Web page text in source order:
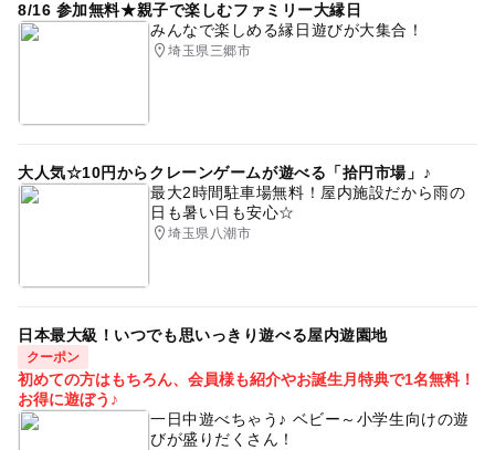
8/16 参加無料★親子で楽しむファミリー大縁日
みんなで楽しめる縁日遊びが大集合！
埼玉県三郷市
大人気☆10円からクレーンゲームが遊べる「拾円市場」♪
最大2時間駐車場無料！屋内施設だから雨の
日も暑い日も安心☆
埼玉県八潮市
日本最大級！いつでも思いっきり遊べる屋内遊園地
クーポン
初めての方はもちろん、会員様も紹介やお誕生月特典で1名無料！
お得に遊ぼう♪
一日中遊べちゃう♪ ベビー～小学生向けの遊
びが盛りだくさん！